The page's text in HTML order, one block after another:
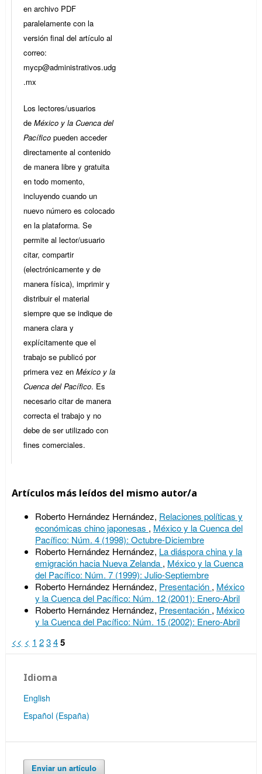
en archivo PDF
paralelamente con la
versión final del artículo al
correo:
mycp@administrativos.udg
.mx
Los lectores/usuarios
de México y la Cuenca del
Pacífico pueden acceder
directamente al contenido
de manera libre y gratuita
en todo momento,
incluyendo cuando un
nuevo número es colocado
en la plataforma. Se
permite al lector/usuario
citar, compartir
(electrónicamente y de
manera física), imprimir y
distribuir el material
siempre que se indique de
manera clara y
explícitamente que el
trabajo se publicó por
primera vez en México y la
Cuenca del Pacífico. Es
necesario citar de manera
correcta el trabajo y no
debe de ser utilizado con
fines comerciales.
Artículos más leídos del mismo autor/a
Roberto Hernández Hernández, Relaciones políticas y
económicas chino japonesas , México y la Cuenca del
Pacífico: Núm. 4 (1998): Octubre-Diciembre
Roberto Hernández Hernández, La diáspora china y la
emigración hacia Nueva Zelanda , México y la Cuenca
del Pacífico: Núm. 7 (1999): Julio-Septiembre
Roberto Hernández Hernández, Presentación , México
y la Cuenca del Pacífico: Núm. 12 (2001): Enero-Abril
Roberto Hernández Hernández, Presentación , México
y la Cuenca del Pacífico: Núm. 15 (2002): Enero-Abril
<< < 1 2345
Idioma
English
Español (España)
Enviar un artículo